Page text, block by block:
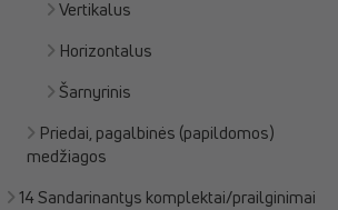
Vertikalus
Horizontalus
Šarnyrinis
Priedai, pagalbinės (papildomos)
medžiagos
14 Sandarinantys komplektai/prailginimai